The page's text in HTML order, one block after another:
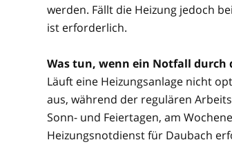
werden. Fällt die Heizung jedoch
ist erforderlich.
Was tun, wenn ein Notfall durch
Läuft eine Heizungsanlage nicht
aus, während der regulären
Sonn- und Feiertagen, am
Heizungsnotdienst für Daubach